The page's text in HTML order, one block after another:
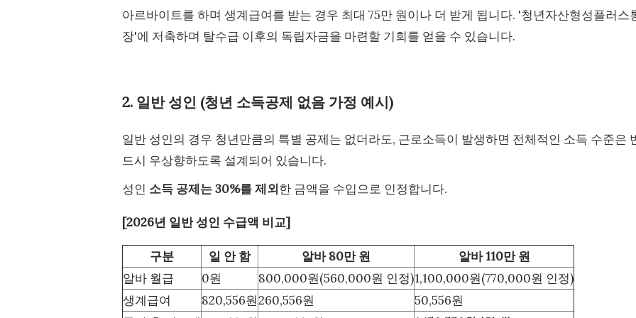
아르바이트를 하며 생계급여를 받는 경우 최대 75만 원이나 더 받게 됩니다. '청년자산형성플러스
장'에 저축하며 탈수급 이후의 독립자금을 마련할 기회를 얻을 수 있습니다.
2. 일반 성인 (청년 소득공제 없음 가정 예시)
일반 성인의 경우 청년만큼의 특별 공제는 없더라도, 근로소득이 발생하면 전체적인 소득 수준은
드시 우상향하도록 설계되어 있습니다.
성인 소득 공제는 30%를 제외한 금액을 수입으로 인정합니다.
[2026년 일반 성인 수급액 비교]
구분 일 안 함 알바 80만 원
알바 110만 원
알바 월급
0원 800,000원(560,000원 인정)1,100,000원(770,000원 인정)
생계급여
820,556원260,556원
50,556원